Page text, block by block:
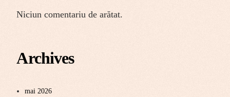
Niciun comentariu de arătat.
Archives
mai 2026